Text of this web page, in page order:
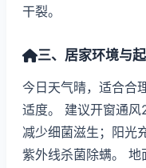
干裂。
三、居家环境与
今日天气晴，适合合
适度。 建议开窗通风
减少细菌滋生；阳光
紫外线杀菌除螨。 地